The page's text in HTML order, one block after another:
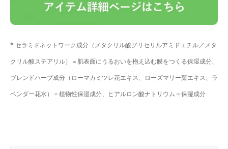
* セラミドネットワーク成分（メタクリル酸グリセリルアミドエチル／メタ
クリル酸ステアリル）＝肌表面にうるおいを抱え込む膜をつくる保湿成分、
ブレンドハーブ成分（ローマカミツレ花エキス、ローズマリー葉エキス、ラ
ベンダー花水）＝植物性保湿成分、ヒアルロン酸ナトリウム＝保湿成分